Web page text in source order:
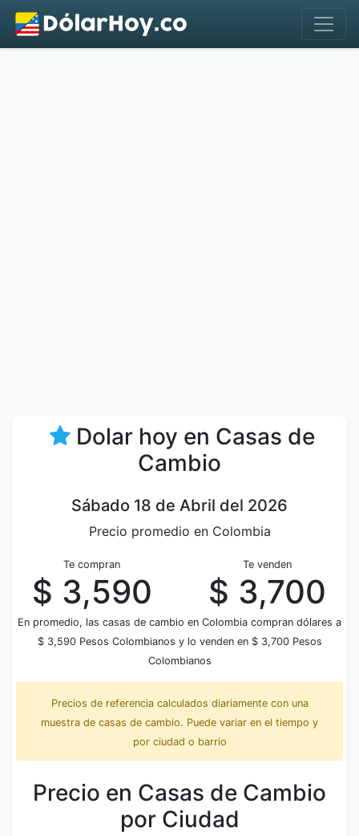
Dolar hoy en Casas de
Cambio
Sábado 18 de Abril del 2026
Precio promedio en Colombia
Te compran
$ 3,590
Te venden
$ 3,700
En promedio, las casas de cambio en Colombia compran dólares a
$ 3,590 Pesos Colombianos y lo venden en $ 3,700 Pesos
Colombianos
Precios de referencia calculados diariamente con una
muestra de casas de cambio. Puede variar en el tiempo y
por ciudad o barrio
Precio en Casas de Cambio
por Ciudad